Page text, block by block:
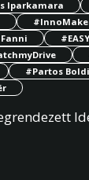
Iparkamara
#Partos